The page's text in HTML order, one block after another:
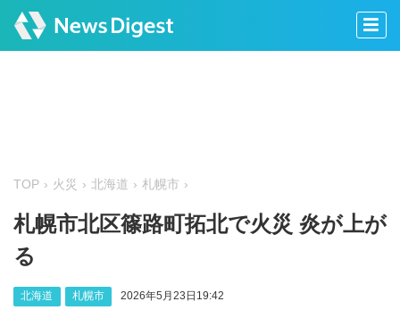
TOP 火災 北海道 札幌市
札幌市北区篠路町拓北で火災 炎が上が
る
北海道 札幌市 2026年5月23日19:42